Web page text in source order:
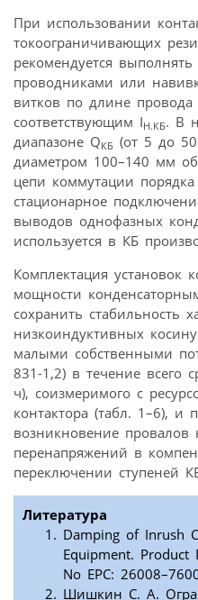
При использовании
токоограничивающих
рекомендуется
проводниками или
витков по длине провода
соответствующим IН.КБ. В
диапазоне QКБ (от 5 до
диаметром 100–140 мм
цепи коммутации
стационарное
выводов однофазных
используется в КБ
Комплектация установок
мощности
сохранить стабильность
низкоиндуктивных
малыми собственными
831-1,2) в течение всего
ч), соизмеримого с
контактора (табл. 1–6), и
возникновение
перенапряжений в
переключении ступеней
Литература
Damping of Inrush
Equipment. Product
No EPC:
Шишкин С. А.